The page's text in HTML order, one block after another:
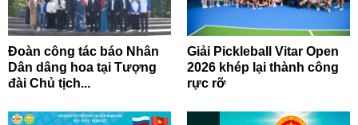
Đoàn công tác báo Nhân
Dân dâng hoa tại Tượng
đài Chủ tịch...
Giải Pickleball Vitar Open
2026 khép lại thành công
rực rỡ